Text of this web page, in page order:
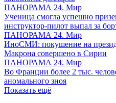
ПАНОРАМА 24. Мир
Ученица смогла успешно
инструктор-пилот выпал за
ПАНОРАМА 24. Мир
ИноСМИ: покушение на
Макрона совершено в Сирии
ПАНОРАМА 24. Мир
Во Франции более 2 тыс.
аномального зноя
Показать ещё